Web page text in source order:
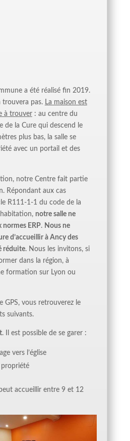
a été réalisé fin 2019.
trouvera pas. La maison est
à trouver: au centre du
de la Cure qui descend le
plus bas, la salle se
avec un portail et des
notre Centre fait partie
Répondant aux cas
R111-1-1 du code de la
notre salle ne
normes ERP. Nous ne
d’accueillir à Ancy des
réduite. Nous les invitons, si
dans la région, à
formation sur Lyon ou
GPS, vous retrouverez le
suivants.
. Il est possible de se garer :
vers l’église
accueillir entre 9 et 12